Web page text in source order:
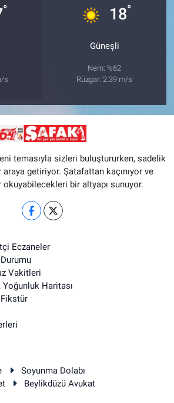
°
s
18°
Güneşli
Nem: %62
Rüzgar: 2.39 m/s
temasıyla sizleri buluştururken, sadelik
getiriyor. Şatafattan kaçınıyor ve
okuyabilecekleri bir altyapı sunuyor.
Eczaneler
Vakitleri
Haritası
Soyunma Dolabı
Beylikdüzü Avukat